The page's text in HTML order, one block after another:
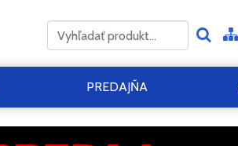
PREDAJŇA